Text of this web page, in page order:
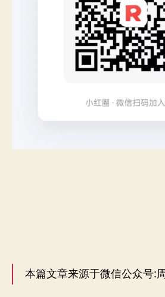
本篇文章来源于微信公众号: